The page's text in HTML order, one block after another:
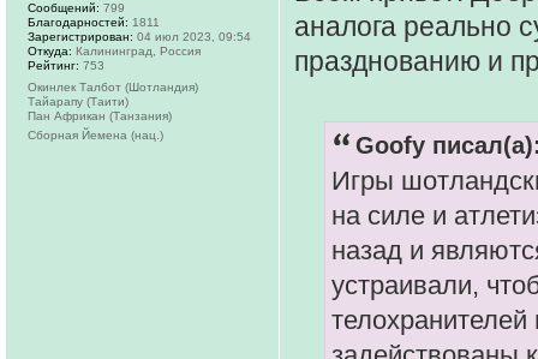
аналога реально
празднованию и
Goofy
Игры
на силе и
назад и
устраивали,
Сообщений: 799
Благодарностей: 1811
Зарегистрирован: 04 июл 2023, 09:54
Откуда: Калининград, Россия
Рейтинг: 753
Окинлек Талбот (Шотландия)
Тайарапу (Таити)
Пан Африкан (Танзания)
Сборная Йемена (нац.)